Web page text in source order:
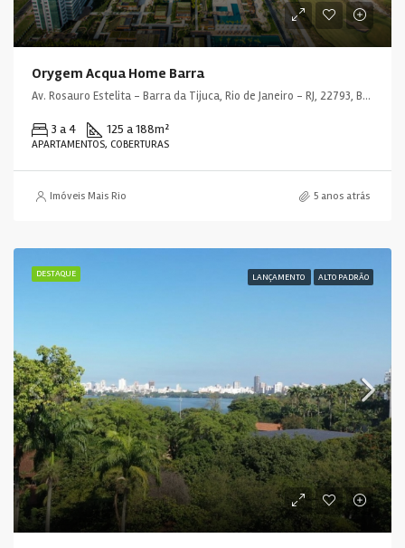
Orygem Acqua Home Barra
Av. Rosauro Estelita - Barra da Tijuca, Rio de Janeiro - RJ, 22793, Brasil
3 a 4 125 a 188m²
APARTAMENTOS, COBERTURAS
Imóveis Mais Rio 5 anos atrás
DESTAQUE LANÇAMENTO ALTO PADRÃO